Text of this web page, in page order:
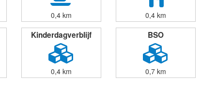
0,4 km 0,4 km
Kinderdagverblijf
0,4 km
BSO
0,7 km